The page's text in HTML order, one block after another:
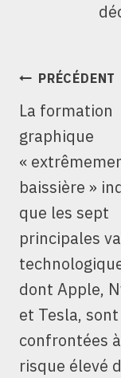
L’ARTICLE
PRÉCÉDENT
La formation
graphique
«
baissière »
que les sept
principales
dont Apple,
et Tesla, sont
confrontées
risque élevé